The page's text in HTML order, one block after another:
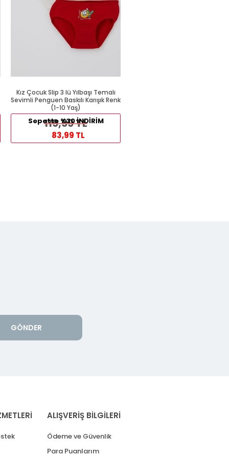
Kız Çocuk Slip 3 lü Yılbaşı Temalı
Sevimli Penguen Baskılı Karışık Renk
(1-10 Yaş)
119,99 TL
Sepette %30 İNDİRİM
83,99 TL
GÖNDER
ALIŞVERİŞ BİLGİLERİ
Ödeme ve Güvenlik
Para Puanlarım